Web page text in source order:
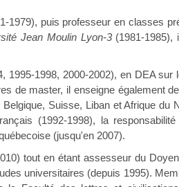
1979), puis professeur en classes
Jean Moulin Lyon-3(1981-1985),
1995-1998, 2000-2002), en DEA sur
de master, il enseigne également
Suisse, Liban et Afrique du
(1992-1998), la
(jusqu'en 2007).
tout en étant assesseur du
universitaires (depuis 1995).